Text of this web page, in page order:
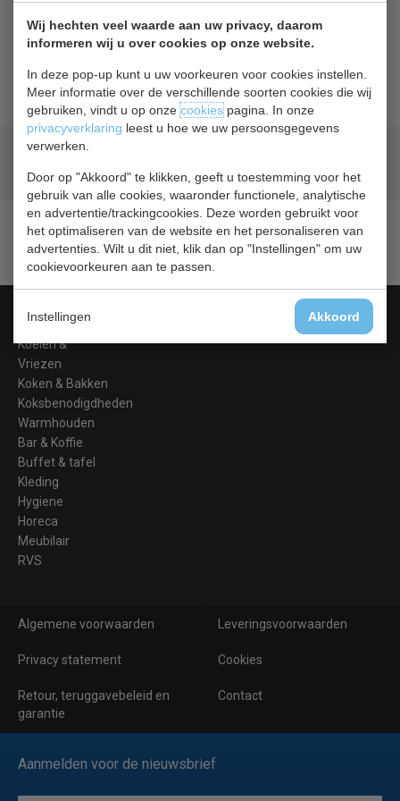
Wij hechten veel waarde aan uw privacy, daarom
informeren wij u over cookies op onze website.
In deze pop-up kunt u uw voorkeuren voor cookies instellen.
Meer informatie over de verschillende soorten cookies die wij
gebruiken, vindt u op onzecookiespagina. In onze
privacyverklaring leest u hoe we uw persoonsgegevens
verwerken.
Door op "Akkoord" te klikken, geeft u toestemming voor het
gebruik van alle cookies, waaronder functionele, analytische
en advertentie/trackingcookies. Deze worden gebruikt voor
het optimaliseren van de website en het personaliseren van
advertenties. Wilt u dit niet, klik dan op "Instellingen" om uw
cookievoorkeuren aan te passen.
Instellingen Akkoord
Verbindingsraam roestvrijstaal
combineren.
Geld terug
Lage prijzen hoge service
Categorieën
Koelen &
Vriezen
Koken & Bakken
Koksbenodigdheden
Warmhouden
Bar & Koffie
Buffet & tafel
Kleding
Hygiene
Horeca
Meubilair
RVS
Algemene voorwaarden Leveringsvoorwaarden
Privacy statement Cookies
Retour, teruggavebeleid en
garantie
Contact
Aanmelden voor de nieuwsbrief